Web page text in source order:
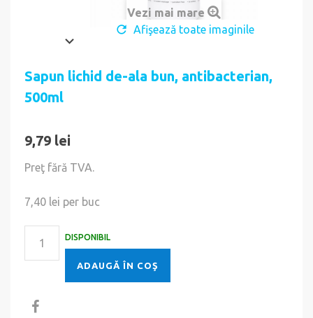
Vezi mai mare
Afişează toate imaginile
Sapun lichid de-ala bun, antibacterian,
500ml
9,79 lei
Preţ fără TVA.
7,40 lei per buc
DISPONIBIL
ADAUGĂ ÎN COŞ